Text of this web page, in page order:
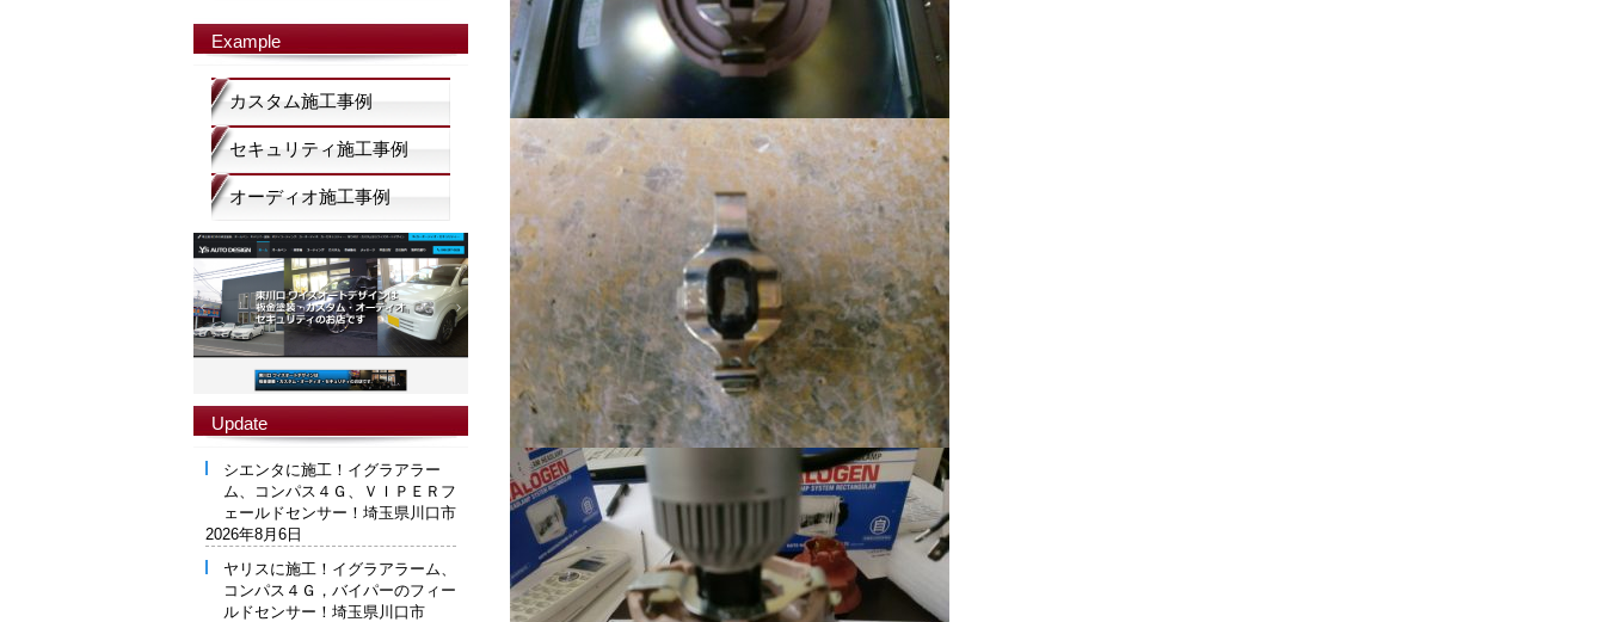
Example
カスタム施工事例
セキュリティ施工事例
オーディオ施工事例
Update
シエンタに施工！イグラアラー
ム、コンパス４Ｇ、ＶＩＰＥＲフ
ェールドセンサー！埼玉県川口市
2026年8月6日
ヤリスに施工！イグラアラーム、
コンパス４Ｇ，バイパーのフィー
ルドセンサー！埼玉県川口市